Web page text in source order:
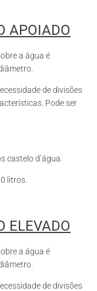
APOIADO
a água é
de divisões
Pode ser
castelo d’água.
litros.
ELEVADO
a água é
de divisões